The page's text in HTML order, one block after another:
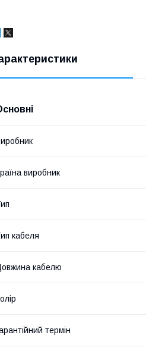
виробник
кабеля
кабелю
термін